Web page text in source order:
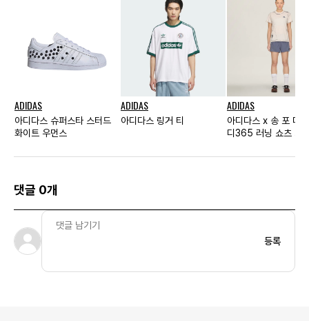
ADIDAS
아디다스 슈퍼스타 스터드
화이트 우먼스
ADIDAS
아디다스 링거 티
ADIDAS
아디다스 x 송 포 더
디365 러닝 쇼츠 그
댓글 0개
등록